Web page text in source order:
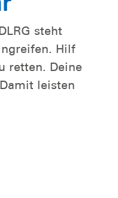
steht
Hilf
retten. Deine
leisten